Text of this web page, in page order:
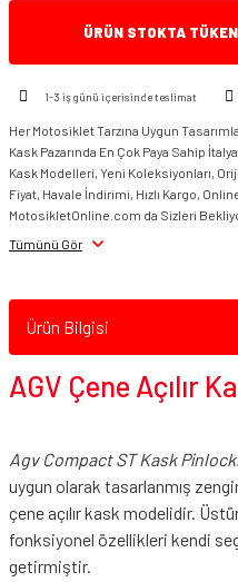
ÜRÜN STOKTA
1-3 iş günü içerisinde teslimat
Her Motosiklet Tarzına Uygun
Kask Pazarında En Çok Paya Sahip
Kask Modelleri, Yeni Koleksiyonları,
Fiyat, Havale İndirimi, Hızlı Kargo,
MotosikletOnline.com da Sizleri
Tümünü Gör
Ürün Bilgisi
AGV Çene Açılır
Agv Compact ST Kask
uygun olarak tasarlanmış
çene açılır kask modelidir.
fonksiyonel özellikleri kendi
getirmiştir.